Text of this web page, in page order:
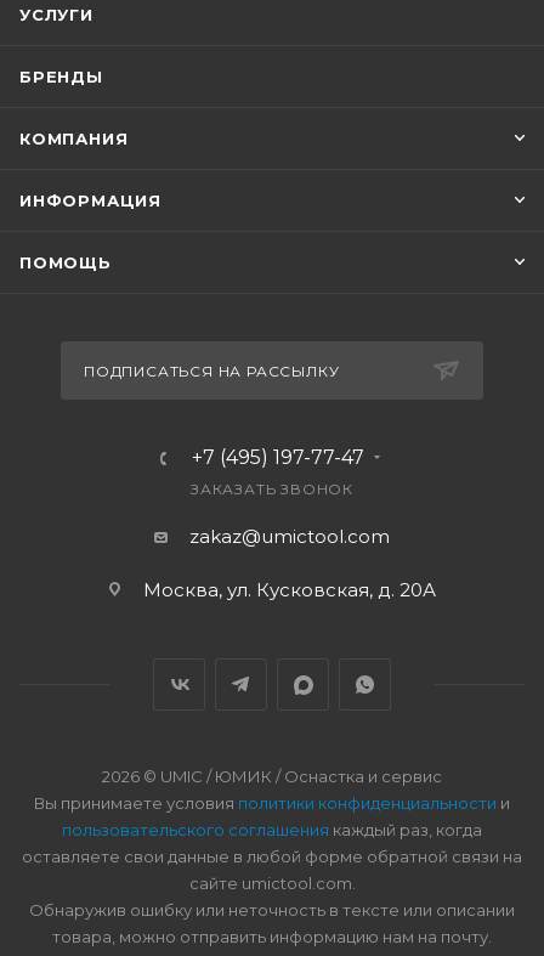
УСЛУГИ
БРЕНДЫ
КОМПАНИЯ
ИНФОРМАЦИЯ
ПОМОЩЬ
ПОДПИСАТЬСЯ НА РАССЫЛКУ
+7 (495) 197-77-47
ЗАКАЗАТЬ ЗВОНОК
zakaz@umictool.com
Москва, ул. Кусковская, д. 20А
2026 © UMIC / ЮМИК / Оснастка и сервис
Вы принимаете условия политики конфиденциальности и
пользовательского соглашения каждый раз, когда
оставляете свои данные в любой форме обратной связи на
сайте umictool.com.
Обнаружив ошибку или неточность в тексте или описании
товара, можно отправить информацию нам на почту.